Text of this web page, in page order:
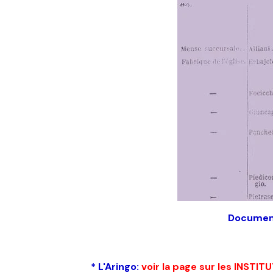
* L'Aringo: voir la page sur les